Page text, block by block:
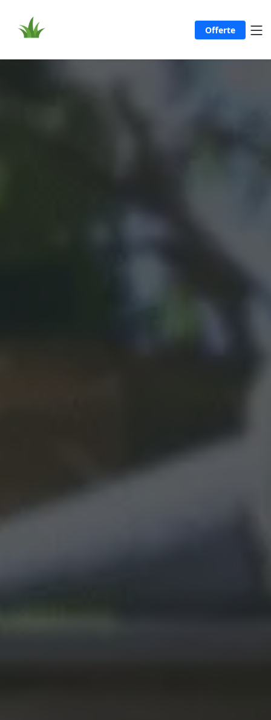
Offerte